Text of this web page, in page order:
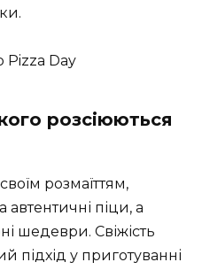
розсіюються
розмаїттям,
піци, а
шедеври. Свіжість
підхід у приготуванні